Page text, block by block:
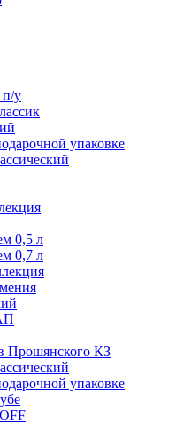
у
упаковке
0,5 л
0,7 л
Прошянского КЗ
упаковке